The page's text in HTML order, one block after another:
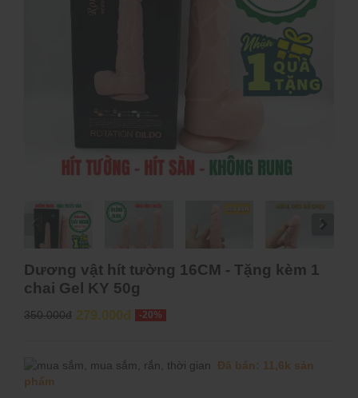
Dương vật hít tường 16CM - Tặng kèm 1
chai Gel KY 50g
350.000đ 279.000đ -20%
Đã bán: 11,6k sản
phẩm